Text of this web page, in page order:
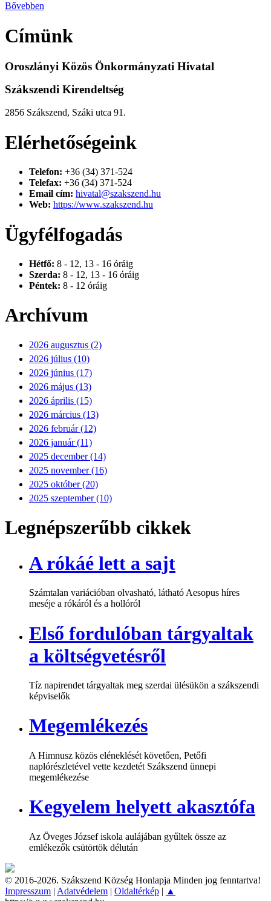
Bővebben
Címünk
Oroszlányi Közös Önkormányzati Hivatal
Szákszendi Kirendeltség
2856 Szákszend, Száki utca 91.
Elérhetőségeink
Telefon: +36 (34) 371-524
Telefax: +36 (34) 371-524
Email cím: hivatal@szakszend.hu
Web: https://www.szakszend.hu
Ügyfélfogadás
Hétfő: 8 - 12, 13 - 16 óráig
Szerda: 8 - 12, 13 - 16 óráig
Péntek: 8 - 12 óráig
Archívum
2026 augusztus (2)
2026 július (10)
2026 június (17)
2026 május (13)
2026 április (15)
2026 március (13)
2026 február (12)
2026 január (11)
2025 december (14)
2025 november (16)
2025 október (20)
2025 szeptember (10)
Legnépszerűbb cikkek
A rókáé lett a sajt
Számtalan variációban olvasható, látható Aesopus híres
meséje a rókáról és a hollóról
Első fordulóban tárgyaltak
a költségvetésről
Tíz napirendet tárgyaltak meg szerdai ülésükön a szákszendi
képviselők
Megemlékezés
A Himnusz közös eléneklését követően, Petőfi
naplórészletével vette kezdetét Szákszend ünnepi
megemlékezése
Kegyelem helyett akasztófa
Az Öveges József iskola aulájában gyűltek össze az
emlékezők csütörtök délután
© 2016-2026. Szákszend Község Honlapja Minden jog fenntartva!
Impresszum | Adatvédelem | Oldaltérkép | ▲